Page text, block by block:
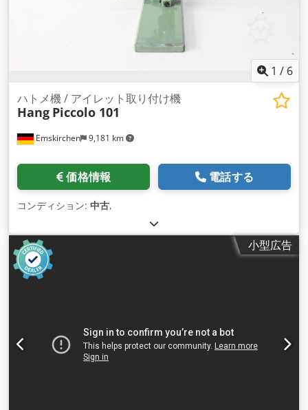
1 / 6
Emskirchen 9,181 km
ハトメ機 / アイレット取り付け機
Hang Piccolo 101
価格情報 電話する
コンディション: 中古,
小型広告